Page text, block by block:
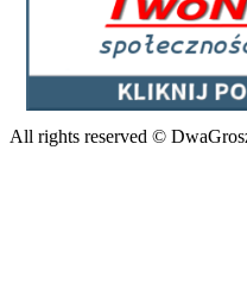
All rights reserved ©